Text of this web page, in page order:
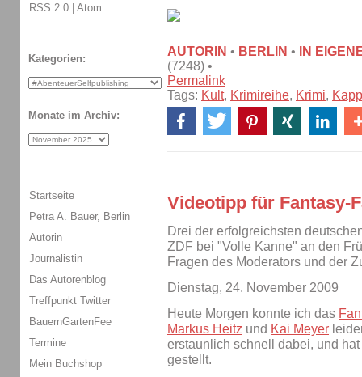
AUTORIN • BERLIN •
IN
(7248) •
Permalink
Tags: Kult, Krimireihe, Krimi,
Videotipp für Fantasy-
Drei der erfolgreichsten
ZDF bei "Volle Kanne" an den
Fragen des Moderators und der
Dienstag, 24. November 2009
Heute Morgen konnte ich das
Markus Heitz und Kai Meyer
erstaunlich schnell dabei, und hat
gestellt.
RSS 2.0 | Atom
Kategorien:
Monate im Archiv:
Startseite
Petra A. Bauer, Berlin
Autorin
Journalistin
Das Autorenblog
Treffpunkt Twitter
BauernGartenFee
Termine
Mein Buchshop